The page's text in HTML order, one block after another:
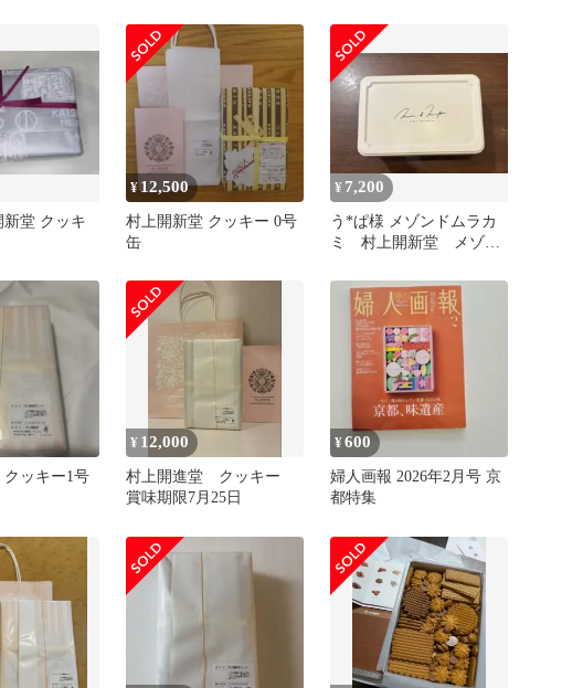
堂 クッキ
¥ 12,500
村上開新堂 クッキー 0号
缶
¥ 7,200
う*ぱ様 メゾンドムラカ
ミ 村上開新堂 メゾ
ィ クッキー缶
ッキー1号
¥ 12,000
村上開進堂 クッキー
賞味期限7月25日
¥600
婦人画報 2026年2月号 京
都特集